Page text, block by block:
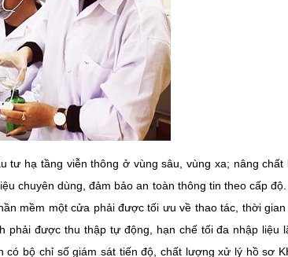
tư hạ tầng viễn thông ở vùng sâu, vùng xa; nâng chất
chuyên dùng, đảm bảo an toàn thông tin theo cấp độ.
mềm một cửa phải được tối ưu về thao tác, thời gian
được thu thập tự động, hạn chế tối đa nhập liệu
bộ chỉ số giám sát tiến độ, chất lượng xử lý hồ sơ